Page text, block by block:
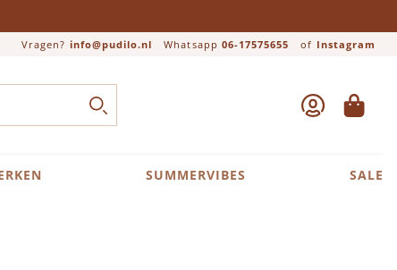
Vragen? info@pudilo.nl Whatsapp 06-17575655 of Instagram
Close search
ZOEK ACCOUNT
SUMMERVIBES SALE